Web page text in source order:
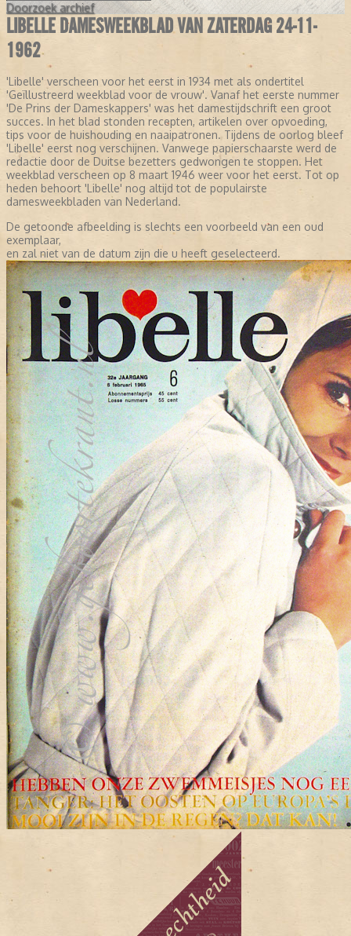
Doorzoek archief
LIBELLE DAMESWEEKBLAD VAN ZATERDAG 24-11-
1962
'Libelle' verscheen voor het eerst in 1934 met als ondertitel
'Geïllustreerd weekblad voor de vrouw'. Vanaf het eerste nummer
'De Prins der Dameskappers' was het damestijdschrift een groot
succes. In het blad stonden recepten, artikelen over opvoeding,
tips voor de huishouding en naaipatronen. Tijdens de oorlog bleef
'Libelle' eerst nog verschijnen. Vanwege papierschaarste werd de
redactie door de Duitse bezetters gedwongen te stoppen. Het
weekblad verscheen op 8 maart 1946 weer voor het eerst. Tot op
heden behoort 'Libelle' nog altijd tot de populairste
damesweekbladen van Nederland.
De getoonde afbeelding is slechts een voorbeeld van een oud
exemplaar,
en zal niet van de datum zijn die u heeft geselecteerd.